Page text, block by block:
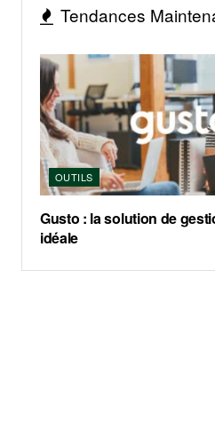
Tendances
OUTILS
Gusto : la solution de
idéale